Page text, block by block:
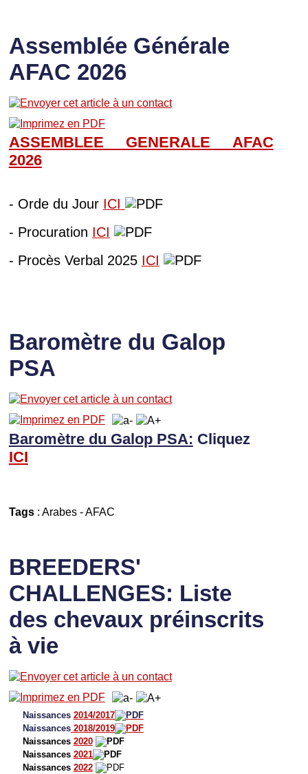
Assemblée Générale
AFAC 2026
ASSEMBLEE GENERALE AFAC
2026
- Orde du Jour ICI
- Procuration ICI
- Procès Verbal 2025 ICI
Baromètre du Galop
PSA
Baromètre du Galop PSA: Cliquez
ICI
Tags: Arabes-AFAC
BREEDERS'
CHALLENGES: Liste
des chevaux préinscrits
à vie
Naissances 2014/2017
Naissances2018/2019
Naissances 2020
Naissances 2021
Naissances 2022